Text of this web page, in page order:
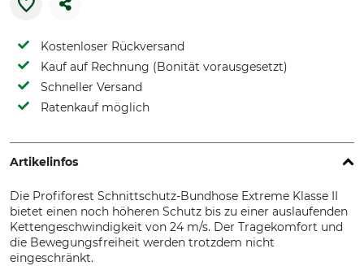
Kostenloser Rückversand
Kauf auf Rechnung (Bonität vorausgesetzt)
Schneller Versand
Ratenkauf möglich
Artikelinfos
Die Profiforest Schnittschutz-Bundhose Extreme Klasse II
bietet einen noch höheren Schutz bis zu einer auslaufenden
Kettengeschwindigkeit von 24 m/s. Der Tragekomfort und
die Bewegungsfreiheit werden trotzdem nicht
eingeschränkt.